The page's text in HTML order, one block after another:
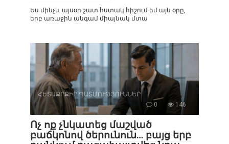
Ես մինչև այսօր շատ հստակ հիշում եմ այն օրը,
երբ առաջին անգամ միայնակ մտա
ՀԵՏԱՔՐՔԻՐ ՊԱՏՄՈՒԹՅՈՒՆՆԵՐ
0
146
Ոչ ոք չնկատեց մաշված
բաճկոնով ծերունուն… բայց երբ